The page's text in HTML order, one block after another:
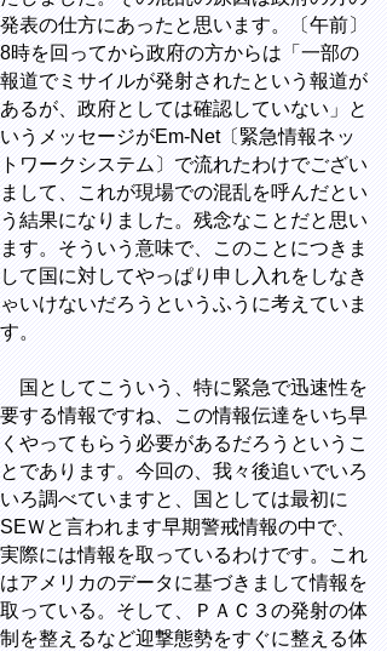
発表の仕方にあったと思います。〔午前〕
8時を回ってから政府の方からは「一部の
報道でミサイルが発射されたという報道が
あるが、政府としては確認していない」と
いうメッセージがEm-Net〔緊急情報ネッ
トワークシステム〕で流れたわけでござい
まして、これが現場での混乱を呼んだとい
う結果になりました。残念なことだと思い
ます。そういう意味で、このことにつきま
して国に対してやっぱり申し入れをしなき
ゃいけないだろうというふうに考えていま
す。
国としてこういう、特に緊急で迅速性を
要する情報ですね、この情報伝達をいち早
くやってもらう必要があるだろうというこ
とであります。今回の、我々後追いでいろ
いろ調べていますと、国としては最初に
SEＷと言われます早期警戒情報の中で、
実際には情報を取っているわけです。これ
はアメリカのデータに基づきまして情報を
取っている。そして、ＰＡＣ３の発射の体
制を整えるなど迎撃態勢をすぐに整える体